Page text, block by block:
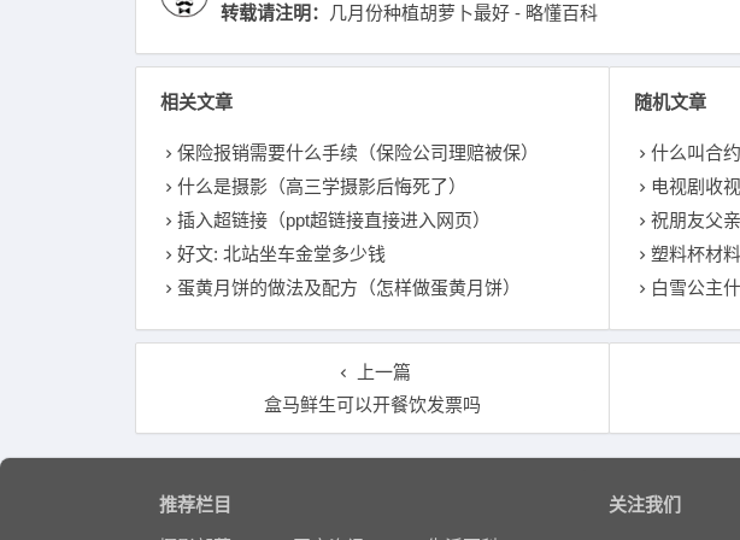
转载请注明： 几月份种植胡萝卜最好 - 略懂百科
相关文章
保险报销需要什么手续（保险公司理赔被保）
什么是摄影（高三学摄影后悔死了）
插入超链接（ppt超链接直接进入网页）
好文: 北站坐车金堂多少钱
蛋黄月饼的做法及配方（怎样做蛋黄月饼）
随机文章
什么叫合
电视剧收视
祝朋友父
塑料杯材
白雪公主
上一篇
盒马鲜生可以开餐饮发票吗
推荐栏目 关注我们